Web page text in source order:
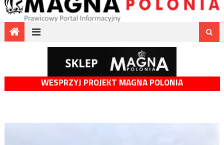
WESPRZYJ PROJEKT MAGNA POLONIA